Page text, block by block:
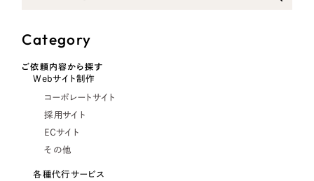
Category
ご依頼内容から探す
Webサイト制作
コーポレートサイト
採用サイト
ECサイト
その他
各種代行サービス